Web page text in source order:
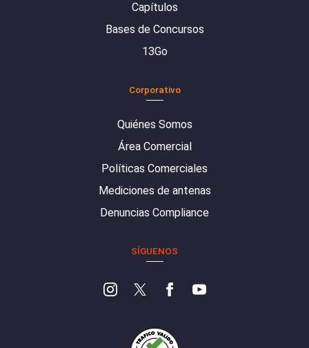
Capítulos
Bases de Concursos
13Go
Corporativo
Quiénes Somos
Área Comercial
Políticas Comerciales
Mediciones de antenas
Denuncias Compliance
SÍGUENOS